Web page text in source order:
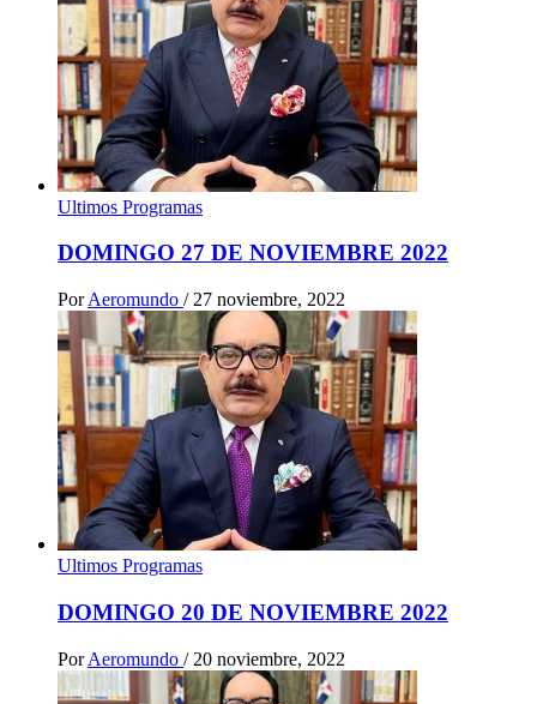
Ultimos Programas
DOMINGO 27 DE NOVIEMBRE 2022
Por Aeromundo / 27 noviembre, 2022
Ultimos Programas
DOMINGO 20 DE NOVIEMBRE 2022
Por Aeromundo / 20 noviembre, 2022